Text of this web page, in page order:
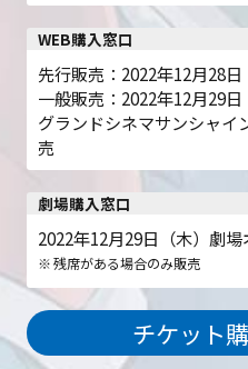
WEB購入窓口
先行販売：2022年12月28
一般販売：2022年12月29
グランドシネマサンシャイ
売
劇場購入窓口
2022年12月29日（木） 劇場
残席がある場合のみ販売
チケット